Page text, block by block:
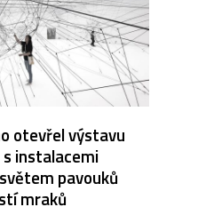
otevřel výstavu
instalacemi
pavouků
mraků